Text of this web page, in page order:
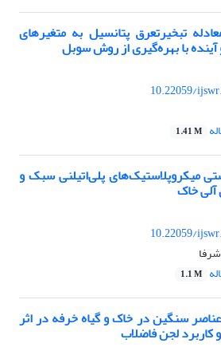
تبخیرتعرق پتانسیل به متغیرهای
آینده با بهره‌گیری از روش سوبل
10.22059/
1.41 M
میکروپلاستیک‌های پلی‌اتیلنی سبک و
خاک
10.22059/
1.1 M
سنگین در خاک و گیاه خرفه در اثر
کاربرد لجن فاضلاب